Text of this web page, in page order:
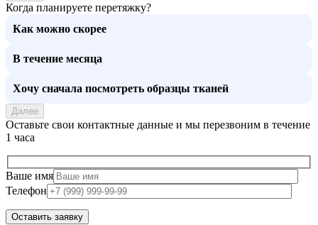
Когда планируете перетяжку?
Как можно скорее
В течение месяца
Хочу сначала посмотреть образцы тканей
Далее
Оставьте свои контактные данные и мы перезвоним в течение
1 часа
Ваше имя
Телефон